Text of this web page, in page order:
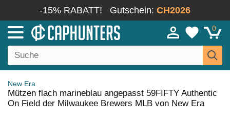
-15% RABATT! Gutschein: CH2026
0
New Era
Mützen flach marineblau angepasst 59FIFTY Authentic
On Field der Milwaukee Brewers MLB von New Era